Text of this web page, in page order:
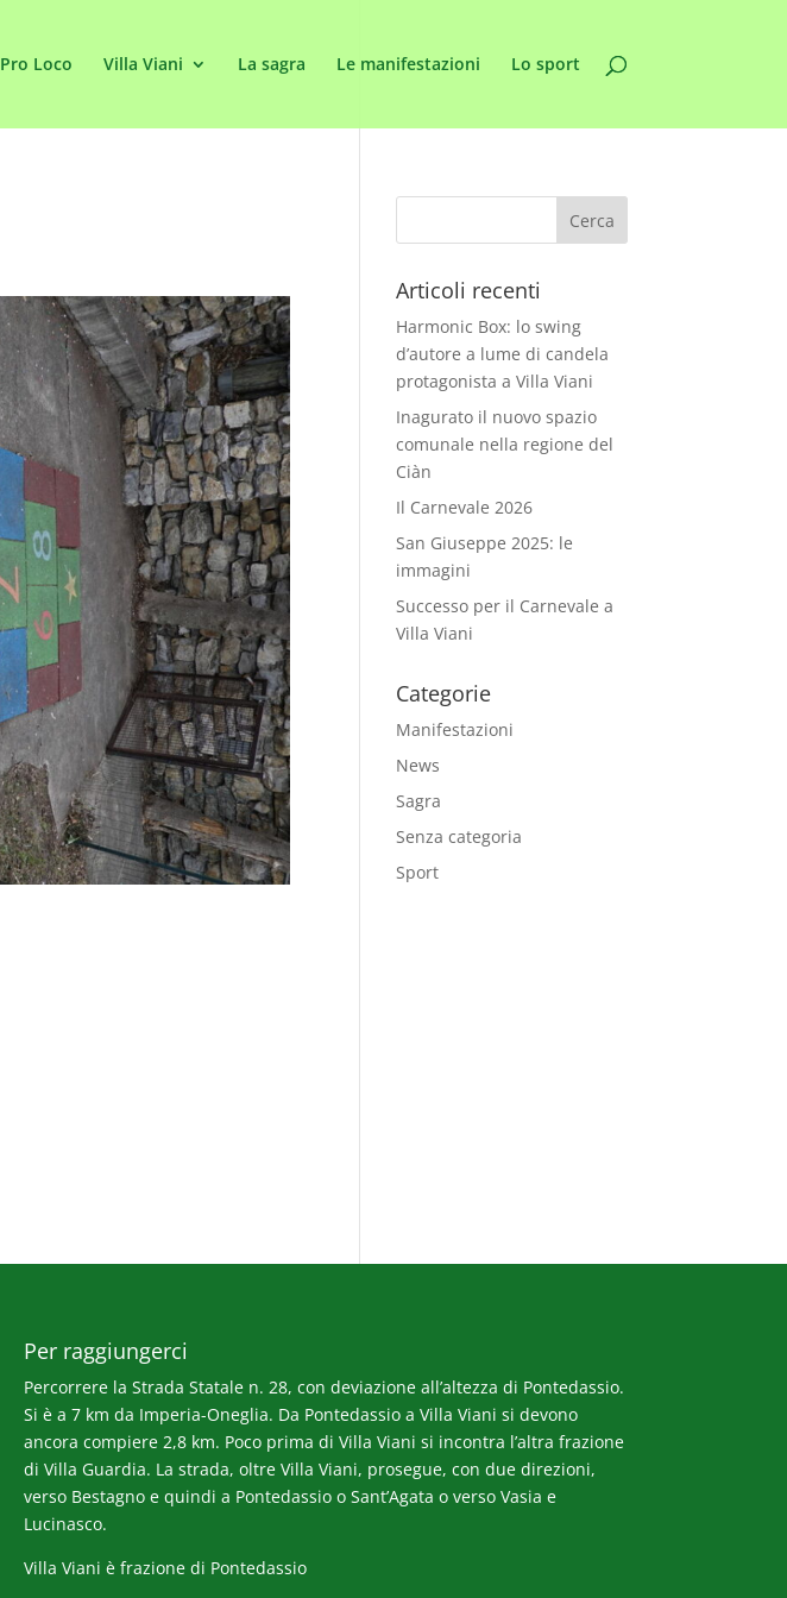
Pro Loco Villa Viani La sagra Le manifestazioni Lo sport
Articoli recenti
Harmonic Box: lo swing
d’autore a lume di candela
protagonista a Villa Viani
Inagurato il nuovo spazio
comunale nella regione del
Ciàn
Il Carnevale 2026
San Giuseppe 2025: le
immagini
Successo per il Carnevale a
Villa Viani
Categorie
Manifestazioni
News
Sagra
Senza categoria
Sport
Per raggiungerci
Percorrere la Strada Statale n. 28, con deviazione all’altezza di Pontedassio.
Si è a 7 km da Imperia-Oneglia. Da Pontedassio a Villa Viani si devono
ancora compiere 2,8 km. Poco prima di Villa Viani si incontra l’altra frazione
di Villa Guardia. La strada, oltre Villa Viani, prosegue, con due direzioni,
verso Bestagno e quindi a Pontedassio o Sant’Agata o verso Vasia e
Lucinasco.
Villa Viani è frazione di Pontedassio